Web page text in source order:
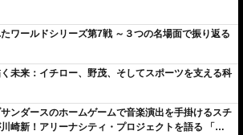
ワールドシリーズ第7戦 ～３つの名場面で振り返る
未来：イチロー、野茂、そしてスポーツを支える科
ンダースのホームゲームで音楽演出を手掛けるスチ
崎新！アリーナシティ・プロジェクトを語る 「楽